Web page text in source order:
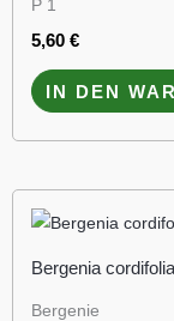
P 1
5,60 €
IN DEN
Bergenia cordifolia
Bergenie